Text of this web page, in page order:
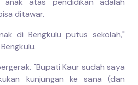
ditawar.
di Bengkulu putus sekolah,"
"Bupati Kaur sudah saya
kunjungan ke sana (dan